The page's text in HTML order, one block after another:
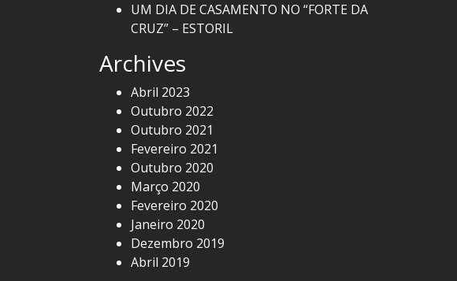
UM DIA DE CASAMENTO NO “FORTE DA
CRUZ” – ESTORIL
Archives
Abril 2023
Outubro 2022
Outubro 2021
Fevereiro 2021
Outubro 2020
Março 2020
Fevereiro 2020
Janeiro 2020
Dezembro 2019
Abril 2019